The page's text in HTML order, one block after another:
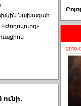
նախագահ
2019-